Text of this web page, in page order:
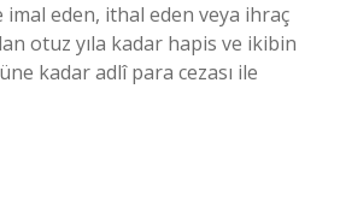
imal eden, ithal eden veya ihraç
otuz yıla kadar hapis ve ikibin
kadar adlî para cezası ile